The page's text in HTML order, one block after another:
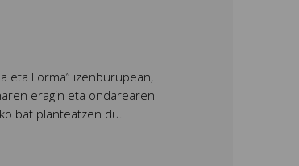
eta Forma” izenburupean,
eragin eta ondarearen
bat planteatzen du.